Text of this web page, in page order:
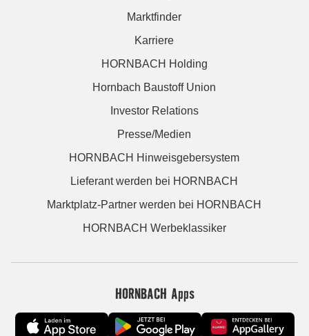
Marktfinder
Karriere
HORNBACH Holding
Hornbach Baustoff Union
Investor Relations
Presse/Medien
HORNBACH Hinweisgebersystem
Lieferant werden bei HORNBACH
Marktplatz-Partner werden bei HORNBACH
HORNBACH Werbeklassiker
HORNBACH Apps